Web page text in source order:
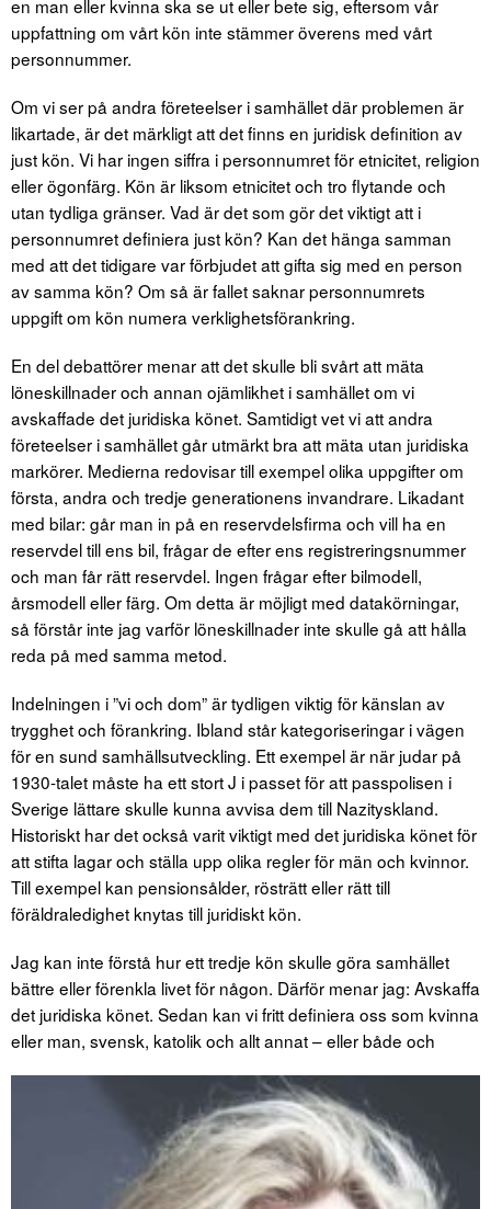
en man eller kvinna ska se ut eller bete sig, eftersom vår
uppfattning om vårt kön inte stämmer överens med vårt
personnummer.
Om vi ser på andra företeelser i samhället där problemen är
likartade, är det märkligt att det finns en juridisk definition av
just kön. Vi har ingen siffra i personnumret för etnicitet, religion
eller ögonfärg. Kön är liksom etnicitet och tro flytande och
utan tydliga gränser. Vad är det som gör det viktigt att i
personnumret definiera just kön? Kan det hänga samman
med att det tidigare var förbjudet att gifta sig med en person
av samma kön? Om så är fallet saknar personnumrets
uppgift om kön numera verklighetsförankring.
En del debattörer menar att det skulle bli svårt att mäta
löneskillnader och annan ojämlikhet i samhället om vi
avskaffade det juridiska könet. Samtidigt vet vi att andra
företeelser i samhället går utmärkt bra att mäta utan juridiska
markörer. Medierna redovisar till exempel olika uppgifter om
första, andra och tredje generationens invandrare. Likadant
med bilar: går man in på en reservdelsfirma och vill ha en
reservdel till ens bil, frågar de efter ens registreringsnummer
och man får rätt reservdel. Ingen frågar efter bilmodell,
årsmodell eller färg. Om detta är möjligt med datakörningar,
så förstår inte jag varför löneskillnader inte skulle gå att hålla
reda på med samma metod.
Indelningen i ”vi och dom” är tydligen viktig för känslan av
trygghet och förankring. Ibland står kategoriseringar i vägen
för en sund samhällsutveckling. Ett exempel är när judar på
1930-talet måste ha ett stort J i passet för att passpolisen i
Sverige lättare skulle kunna avvisa dem till Nazityskland.
Historiskt har det också varit viktigt med det juridiska könet för
att stifta lagar och ställa upp olika regler för män och kvinnor.
Till exempel kan pensionsålder, rösträtt eller rätt till
föräldraledighet knytas till juridiskt kön.
Jag kan inte förstå hur ett tredje kön skulle göra samhället
bättre eller förenkla livet för någon. Därför menar jag: Avskaffa
det juridiska könet. Sedan kan vi fritt definiera oss som kvinna
eller man, svensk, katolik och allt annat – eller både och